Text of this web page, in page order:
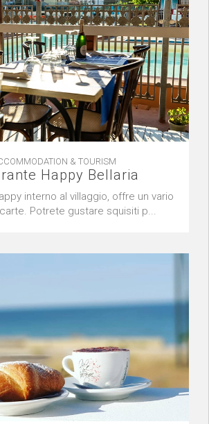
& TOURISM
Happy Bellaria
interno al villaggio, offre un vario
Potrete gustare squisiti p...